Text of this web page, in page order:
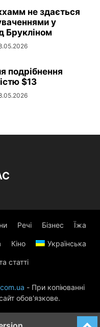
не здається
у
Брукліном
подрібнення
$13
Речі Бізнес Їжа
Кіно Українська
статті
- При копіюванні
обов'язкове.